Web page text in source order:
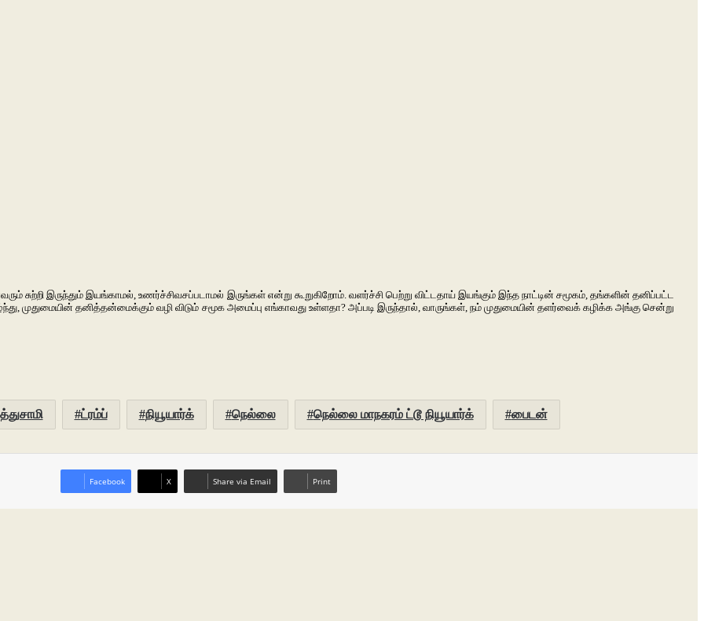
சுற்றி இருந்தும் இயங்காமல், உணர்ச்சிவசப்படாமல் இருங்கள் என்று கூறுகிறோம். வளர்ச்சி பெற்று விட்டதாய் இயங்கும் இந்த நாட்டின் சமூகம், தங்களின் தனிப்பட்ட
முதுமையின் தனித்தன்மைக்கும் வழி விடும் சமூக அமைப்பு எங்காவது உள்ளதா? அப்படி இருந்தால், வாருங்கள், நம் முதுமையின் தளர்வைக் கழிக்க அங்கு சென்று
ட்ரம்ப் நியூயார்க் நெல்லை நெல்லை மாநகரம் ட்டூ நியூயார்க் பைடன்
Facebook X Share via Email Print